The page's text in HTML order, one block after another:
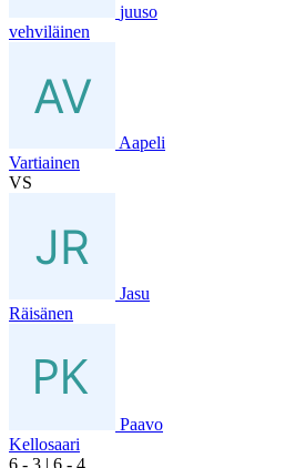
juuso
vehviläinen
Aapeli
Vartiainen
VS
Jasu
Räisänen
Paavo
Kellosaari
6 - 3 | 6 - 4